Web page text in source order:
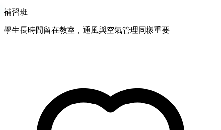
補習班
學生長時間留在教室，通風與空氣管理同樣重要